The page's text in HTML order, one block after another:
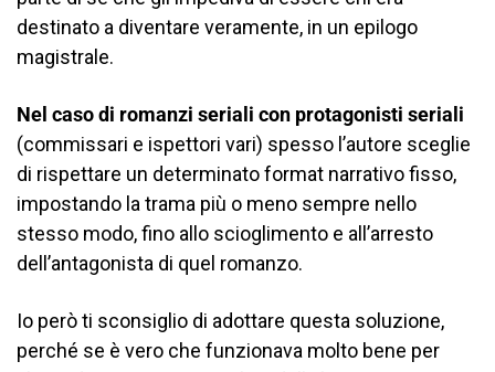
destinato a diventare veramente, in un epilogo
magistrale.
Nel caso di romanzi seriali con protagonisti seriali
(commissari e ispettori vari) spesso l’autore sceglie
di rispettare un determinato format narrativo fisso,
impostando la trama più o meno sempre nello
stesso modo, fino allo scioglimento e all’arresto
dell’antagonista di quel romanzo.
Io però ti sconsiglio di adottare questa soluzione,
perché se è vero che funzionava molto bene per